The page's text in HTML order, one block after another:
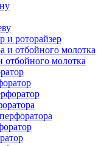
и роторайзер
отбойного молотка